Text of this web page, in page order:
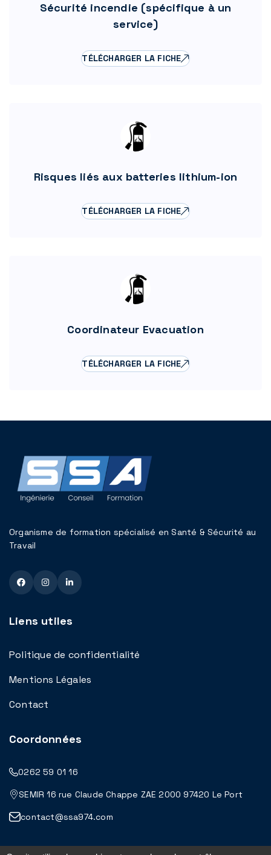
Sécurité incendie (spécifique à un
service)
TÉLÉCHARGER LA FICHE
Risques liés aux batteries lithium-ion
TÉLÉCHARGER LA FICHE
Coordinateur Evacuation
TÉLÉCHARGER LA FICHE
Organisme de formation spécialisé en Santé & Sécurité au
Travail
Liens utiles
Politique de confidentialité
Mentions Légales
Contact
Coordonnées
0262 59 01 16
SEMIR 16 rue Claude Chappe ZAE 2000 97420 Le Port
contact@ssa974.com